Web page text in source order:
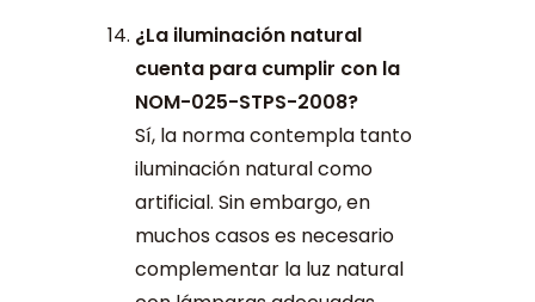
¿La iluminación natural
cuenta para cumplir con la
NOM-025-STPS-2008?
Sí, la norma contempla tanto
iluminación natural como
artificial. Sin embargo, en
muchos casos es necesario
complementar la luz natural